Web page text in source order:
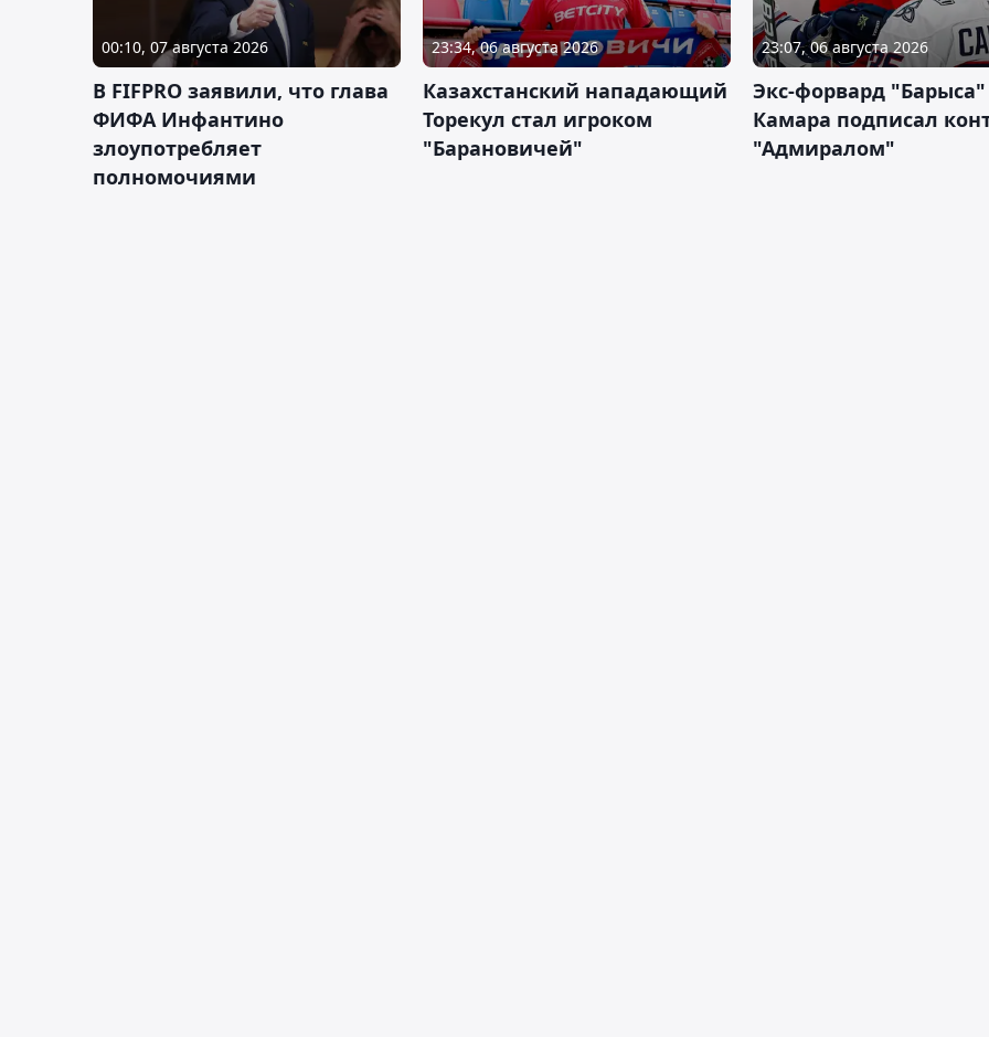
00:10, 07 августа 2026
В FIFPRO заявили, что глава
ФИФА Инфантино
злоупотребляет
полномочиями
23:34, 06 августа 2026
Казахстанский нападающий
Торекул стал игроком
"Барановичей"
23:07, 06 августа 2026
Экс-форвард "Барыса"
Камара подписал
"Адмиралом"